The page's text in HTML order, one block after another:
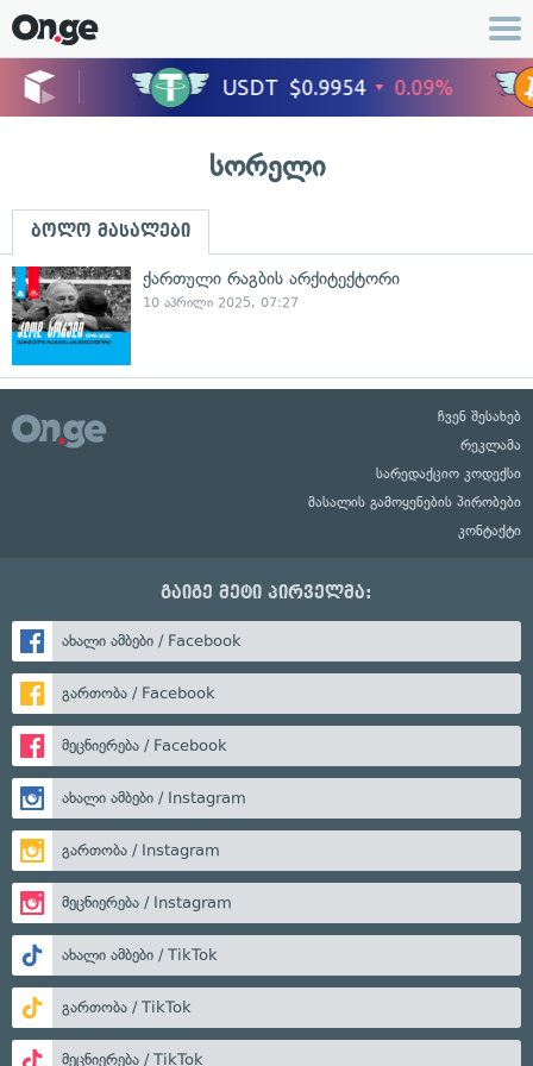
სორელი
ბოლო მასალები
ქართული რაგბის არქიტექტორი
10 აპრილი 2025, 07:27
ჩვენ შესახებ
რეკლამა
სარედაქციო კოდექსი
მასალის გამოყენების პირობები
კონტაქტი
გაიგე მეტი პირველმა:
ახალი ამბები / Facebook
გართობა / Facebook
მეცნიერება / Facebook
ახალი ამბები / Instagram
გართობა / Instagram
მეცნიერება / Instagram
ახალი ამბები / TikTok
გართობა / TikTok
მეცნიერება / TikTok